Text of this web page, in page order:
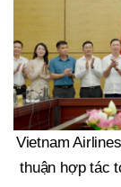
Vietnam
thuận hợp tác